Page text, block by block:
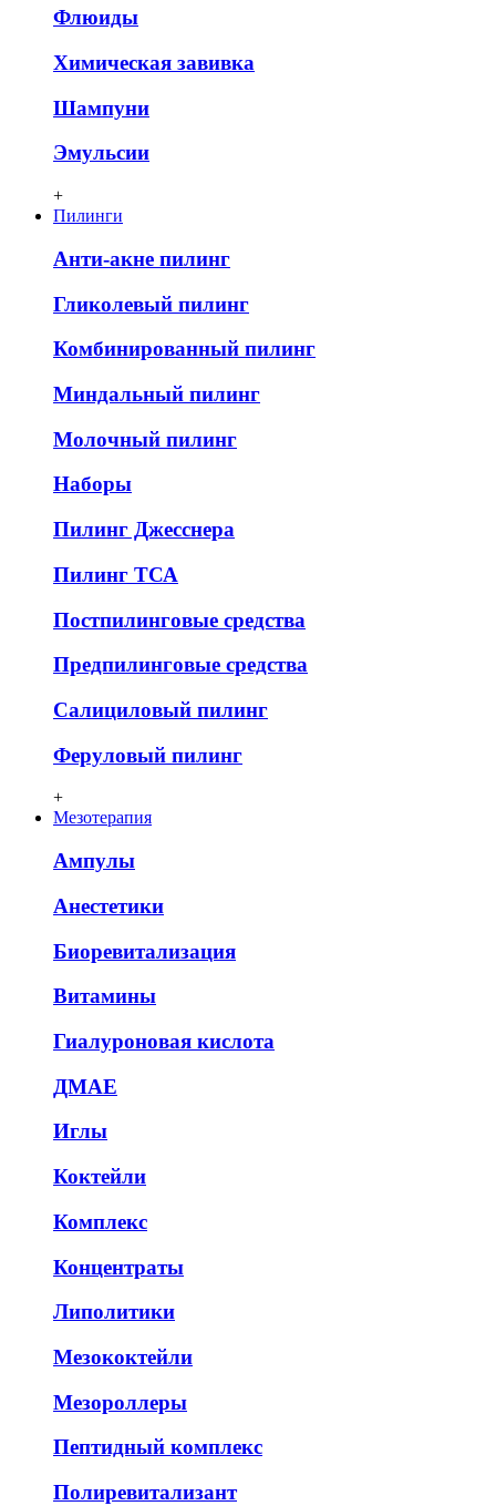
Флюиды
Химическая завивка
Шампуни
Эмульсии
+
Пилинги
Анти-акне пилинг
Гликолевый пилинг
Комбинированный пилинг
Миндальный пилинг
Молочный пилинг
Наборы
Пилинг Джесснера
Пилинг ТСА
Постпилинговые средства
Предпилинговые средства
Салициловый пилинг
Феруловый пилинг
+
Мезотерапия
Ампулы
Анестетики
Биоревитализация
Витамины
Гиалуроновая кислота
ДМАЕ
Иглы
Коктейли
Комплекс
Концентраты
Липолитики
Мезококтейли
Мезороллеры
Пептидный комплекс
Полиревитализант